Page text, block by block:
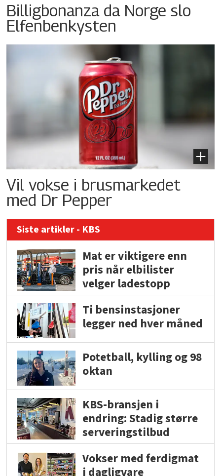
Billigbonanza da Norge slo
Elfenbenkysten
Vil vokse i brusmarkedet
med Dr Pepper
Siste artikler - KBS
Mat er viktigere enn
pris når elbilister
velger ladestopp
Ti bensinstasjoner
legger ned hver måned
Potetball, kylling og 98
oktan
KBS-bransjen i
endring: Stadig større
serveringstilbud
Vokser med ferdigmat
i dagligvare